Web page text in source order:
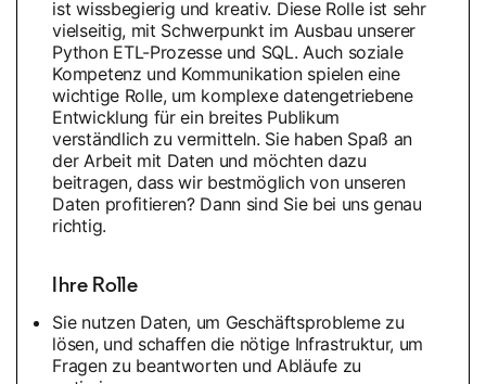
ist wissbegierig und kreativ. Diese Rolle ist sehr
vielseitig, mit Schwerpunkt im Ausbau unserer
Python ETL-Prozesse und SQL. Auch soziale
Kompetenz und Kommunikation spielen eine
wichtige Rolle, um komplexe datengetriebene
Entwicklung für ein breites Publikum
verständlich zu vermitteln. Sie haben Spaß an
der Arbeit mit Daten und möchten dazu
beitragen, dass wir bestmöglich von unseren
Daten profitieren? Dann sind Sie bei uns genau
richtig.
Ihre Rolle
Sie nutzen Daten, um Geschäftsprobleme zu
lösen, und schaffen die nötige Infrastruktur, um
Fragen zu beantworten und Abläufe zu